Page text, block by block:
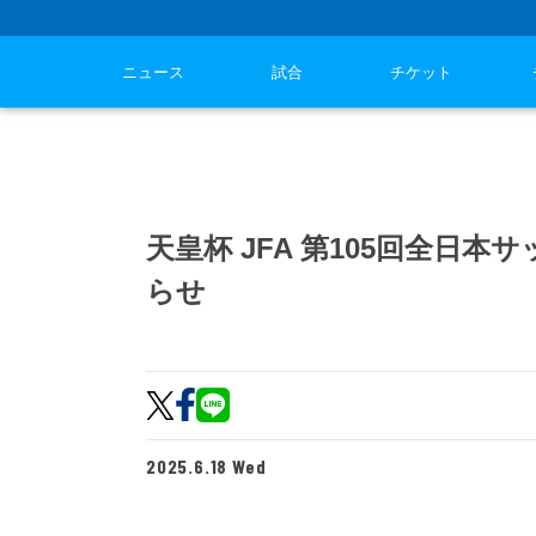
ニュース 試合 チケット
天皇杯 JFA 第105回全日本
らせ
2025.6.18 Wed